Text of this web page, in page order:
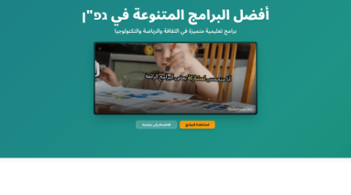
إدارة مزودي الإنترنت
حلول CMS